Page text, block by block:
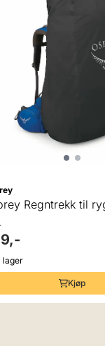
Regntrekk til
lager
Kjøp